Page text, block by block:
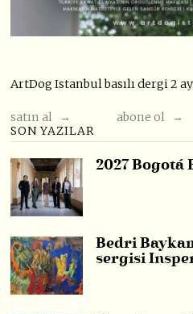
ArtDog Istanbul basılı dergi 2
satın al →
abone ol →
SON YAZILAR
2027 Bogotá
Bedri
sergisi